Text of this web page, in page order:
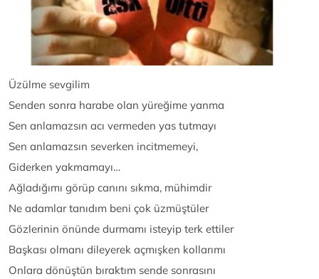
Üzülme sevgilim
Senden sonra harabe olan yüreğime yanma
Sen anlamazsın acı vermeden yas tutmayı
Sen anlamazsın severken incitmemeyi,
Giderken yakmamayı…
Ağladığımı görüp canını sıkma, mühimdir
Ne adamlar tanıdım beni çok üzmüştüler
Gözlerinin önünde durmamı isteyip terk ettiler
Başkası olmanı dileyerek açmışken kollarımı
Onlara dönüştün bıraktım sende sonrasını